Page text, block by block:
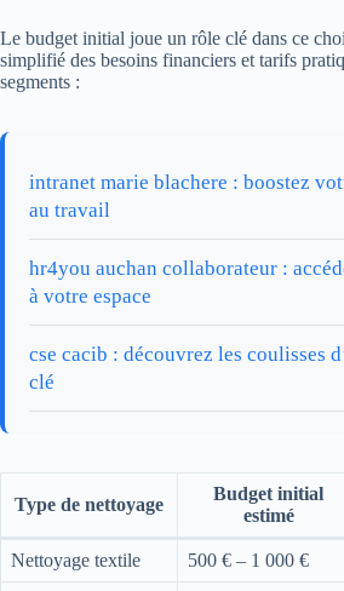
Le budget initial joue un rôle clé dans ce
simplifié des besoins financiers et tarifs
segments :
intranet marie blachere : boostez
au travail
hr4you auchan collaborateur :
à votre espace
cse cacib : découvrez les coulisses
clé
Type de nettoyage
Budget initial
estimé
Nettoyage textile 500 € – 1 000 €